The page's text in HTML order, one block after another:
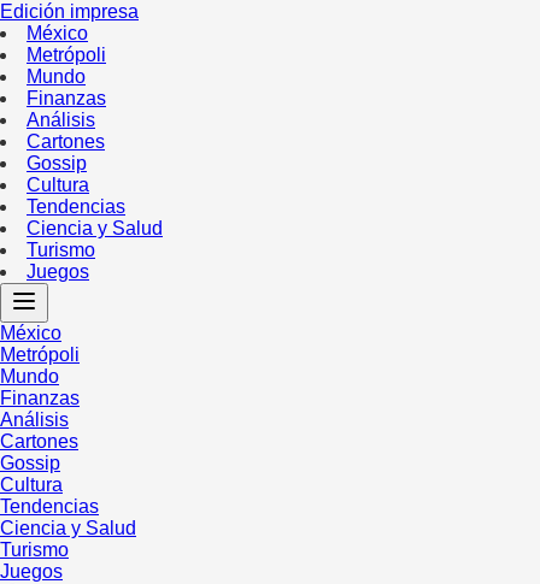
Edición impresa
México
Metrópoli
Mundo
Finanzas
Análisis
Cartones
Gossip
Cultura
Tendencias
Ciencia y Salud
Turismo
Juegos
México
Metrópoli
Mundo
Finanzas
Análisis
Cartones
Gossip
Cultura
Tendencias
Ciencia y Salud
Turismo
Juegos